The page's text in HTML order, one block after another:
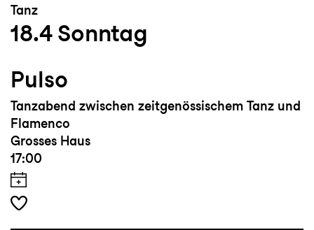
Tanz
18.4 Sonntag
Pulso
Tanzabend zwischen zeitgenössischem Tanz und
Flamenco
Grosses Haus
17:00